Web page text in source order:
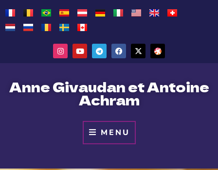
Anne Givaudan et Antoine
Achram
MENU